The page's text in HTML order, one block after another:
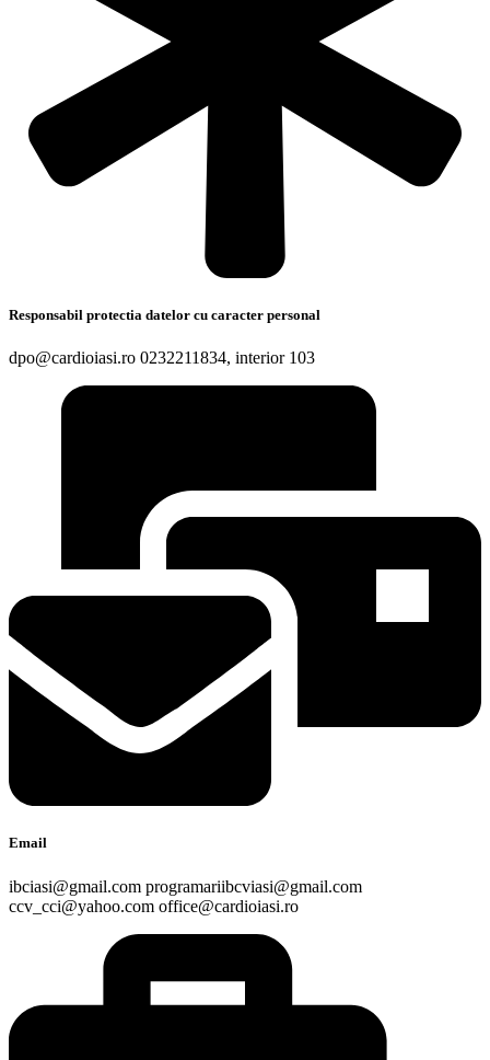
Responsabil protectia datelor cu caracter personal
dpo@cardioiasi.ro 0232211834, interior 103
Email
ibciasi@gmail.com programariibcviasi@gmail.com
ccv_cci@yahoo.com office@cardioiasi.ro